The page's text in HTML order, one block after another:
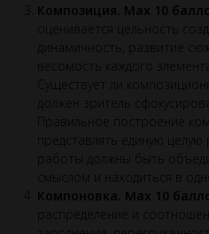
Композиция. Max 10
оценивается цельность
динамичность, развитие
весомость каждого
Существует ли
должен зритель
Правильное построение
представлять единую
работы должны быть
смыслом и находиться в
Компоновка. Max 10
распределение и